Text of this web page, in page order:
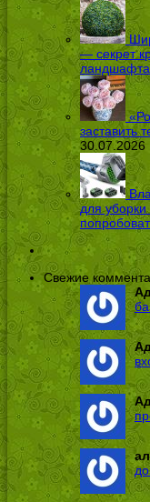
— секрет
ландшафта
заставить
30.07.2026
для
Свежие